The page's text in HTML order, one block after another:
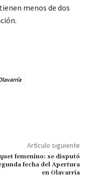
menos de dos
Artículo siguiente
femenino: se disputó
fecha del Apertura
en Olavarría